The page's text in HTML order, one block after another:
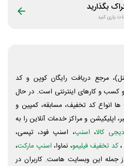
بگذارید
یاری کنید
مرجع دریافت رایگان کوپن و کد
کسب و‌ کارهای اینترنتی است. در حال
انواع کد تخفیف، مسابقه، کمپین و
اپلیکیشن و مراکز خدمات آنلاین را به
دیجی کالا، اسنپ، اسنپ فود، تپسی،
کد تخفیف فیلیمو، نماوا، اسنپ مارکت،
جمله این وبسایت ‌هاست. کاربران در